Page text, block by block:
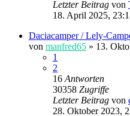
Letzter Beitrag von
18. April 2025,
Daciacamper / Lely-
von manfred65 » 13.
1
2
16 Antworten
30358 Zugriffe
Letzter Beitrag von
28. Oktober 2023,